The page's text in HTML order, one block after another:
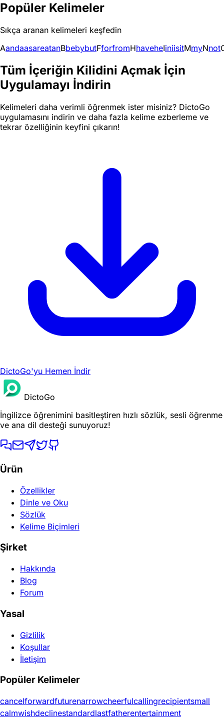
Popüler Kelimeler
Sıkça aranan kelimeleri keşfedin
AandaasareatanBbebybutFforfromHhaveheIiniisitMmyNnot
Tüm İçeriğin Kilidini Açmak İçin
Uygulamayı İndirin
Kelimeleri daha verimli öğrenmek ister misiniz? DictoGo
uygulamasını indirin ve daha fazla kelime ezberleme ve
tekrar özelliğinin keyfini çıkarın!
DictoGo'yu Hemen İndir
DictoGo
İngilizce öğrenimini basitleştiren hızlı sözlük, sesli öğrenme
ve ana dil desteği sunuyoruz!
Ürün
Özellikler
Dinle ve Oku
Sözlük
Kelime Biçimleri
Şirket
Hakkında
Blog
Forum
Yasal
Gizlilik
Koşullar
İletişim
Popüler Kelimeler
cancelforwardfuturenarrowcheerfulcallingrecipientsmall
calmwishdeclinestandardlastfatherentertainment